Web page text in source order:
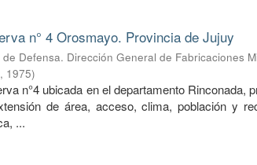
n° 4 Orosmayo. Provincia de Jujuy
de Defensa. Dirección General de Fabricaciones
, 1975)
n°4 ubicada en el departamento Rinconada,
de área, acceso, clima, población y
...